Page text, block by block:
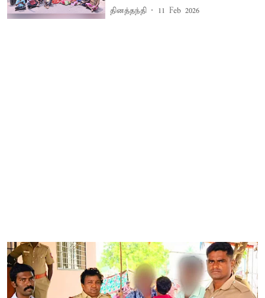
தினத்தந்தி 11 Feb 2026